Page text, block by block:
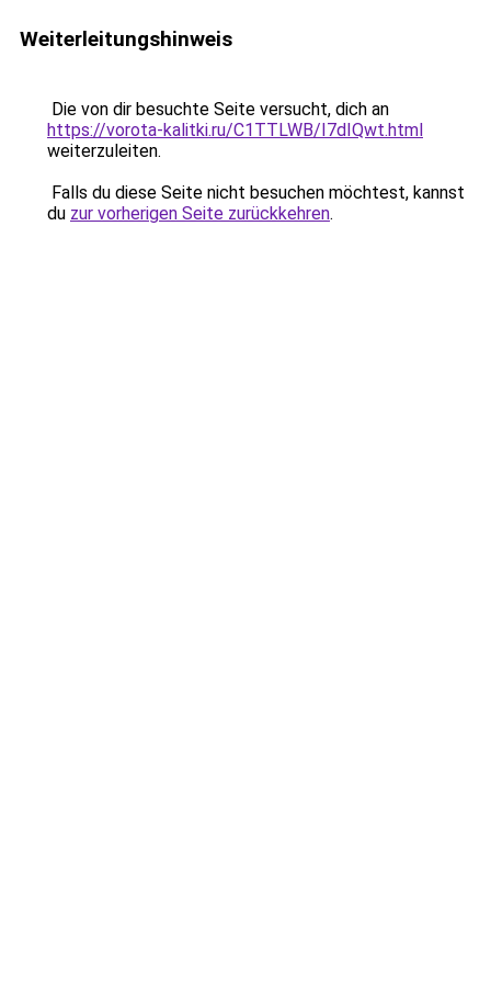
Weiterleitungshinweis
Die von dir besuchte Seite versucht, dich an
https://vorota-kalitki.ru/C1TTLWB/I7dIQwt.html
weiterzuleiten.
Falls du diese Seite nicht besuchen möchtest, kannst
du zur vorherigen Seite zurückkehren.